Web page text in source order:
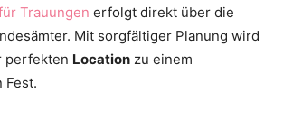
Trauungen erfolgt direkt über die
Mit sorgfältiger Planung wird
perfekten Location zu einem
Fest.